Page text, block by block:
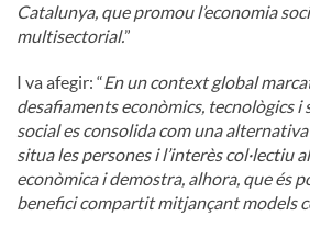
Catalunya, que promou l’economia
multisectorial.”
I va afegir: “En un context global
desafiaments econòmics, tecnològics i
social es consolida com una
situa les persones i l’interès col·lectiu
econòmica i demostra, alhora, que és
benefici compartit mitjançant models